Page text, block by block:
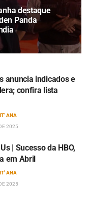
destaque
Panda
anuncia indicados e
confira lista
ANA
2025
| Sucesso da HBO,
em Abril
ANA
2025